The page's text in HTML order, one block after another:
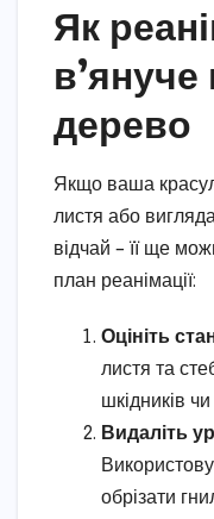
Як
дерево
Якщо ваша
листя або
відчай – її ще
план реанімації:
Оцініть
листя та
шкідників
Видаліть
обрізати